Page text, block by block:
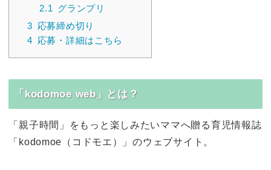
2.1 グランプリ
3 応募締め切り
4 応募・詳細はこちら
「kodomoe web」とは？
「親子時間」をもっと楽しみたいママへ贈る育児情報誌
「kodomoe（コドモエ）」のウェブサイト。